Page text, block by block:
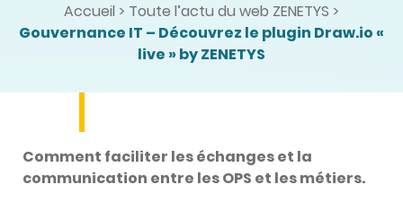
Accueil > Toute l’actu du web ZENETYS >
Gouvernance IT – Découvrez le plugin Draw.io «
live » by ZENETYS
Comment faciliter les échanges et la
communication entre les OPS et les métiers.